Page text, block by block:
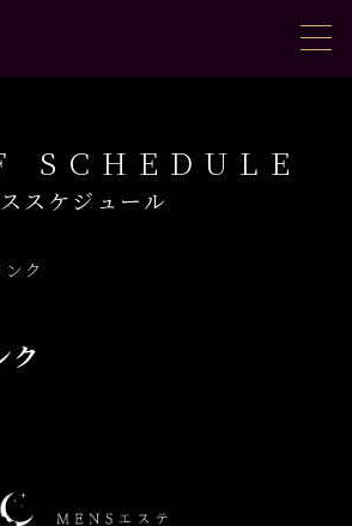
ススケジュール
SCHEDULE
ンク
ク